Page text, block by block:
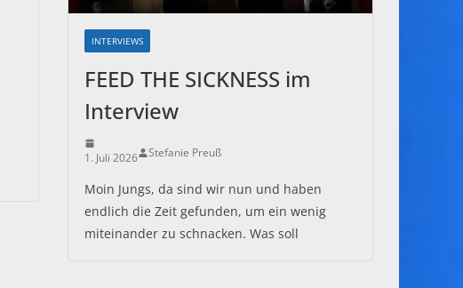
INTERVIEWS
FEED THE SICKNESS im
Interview
1. Juli 2026 Stefanie Preuß
Moin Jungs, da sind wir nun und haben
endlich die Zeit gefunden, um ein wenig
miteinander zu schnacken. Was soll